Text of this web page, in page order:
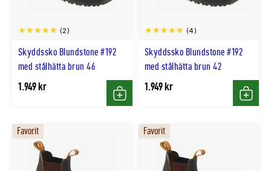
Skyddssko Blundstone #192
med stålhätta brun 46
(2)
1.949 kr
Köp
Skyddssko Blundstone #192
med stålhätta brun 42
(4)
1.949 kr
Köp
Favorit Favorit